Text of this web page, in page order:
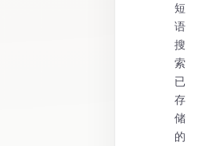
短
语
搜
索
已
存
储
的